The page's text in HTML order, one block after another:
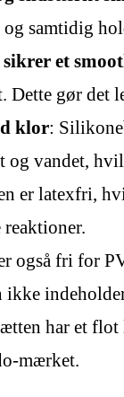
og samtidig
et
Dette gør det
klor:
og vandet,
er latexfri,
også fri for
ikke
har et
mærket.